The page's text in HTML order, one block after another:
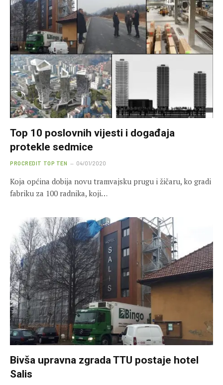
Top 10 poslovnih vijesti i događaja
protekle sedmice
PROCREDIT TOP TEN 04/01/2020
Koja općina dobija novu tramvajsku prugu i žičaru, ko gradi
fabriku za 100 radnika, koji…
Bivša upravna zgrada TTU postaje hotel
Salis